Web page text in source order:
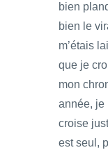
bien
bien le
m’étais
que je
mon
année, je
croise
est seul,